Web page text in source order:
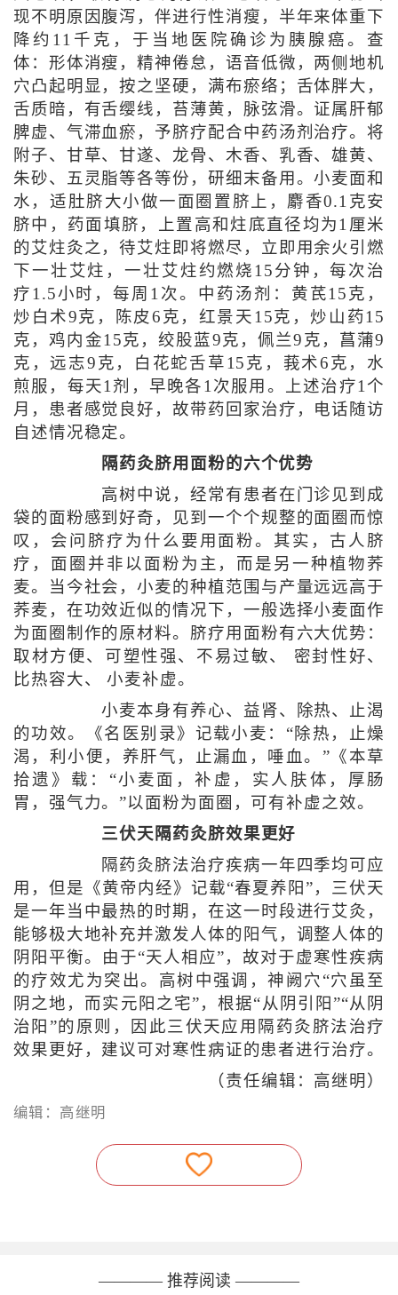
现不明原因腹泻，伴进行性消瘦，半年来体重下
降约11千克，于当地医院确诊为胰腺癌。查
体：形体消瘦，精神倦怠，语音低微，两侧地机
穴凸起明显，按之坚硬，满布瘀络；舌体胖大，
舌质暗，有舌缨线，苔薄黄，脉弦滑。证属肝郁
脾虚、气滞血瘀，予脐疗配合中药汤剂治疗。将
附子、甘草、甘遂、龙骨、木香、乳香、雄黄、
朱砂、五灵脂等各等份，研细末备用。小麦面和
水，适肚脐大小做一面圈置脐上，麝香0.1克安
脐中，药面填脐，上置高和炷底直径均为1厘米
的艾炷灸之，待艾炷即将燃尽，立即用余火引燃
下一壮艾炷，一壮艾炷约燃烧15分钟，每次治
疗1.5小时，每周1次。中药汤剂：黄芪15克，
炒白术9克，陈皮6克，红景天15克，炒山药15
克，鸡内金15克，绞股蓝9克，佩兰9克，菖蒲9
克，远志9克，白花蛇舌草15克，莪术6克，水
煎服，每天1剂，早晚各1次服用。上述治疗1个
月，患者感觉良好，故带药回家治疗，电话随访
自述情况稳定。
隔药灸脐用面粉的六个优势
高树中说，经常有患者在门诊见到成
袋的面粉感到好奇，见到一个个规整的面圈而惊
叹，会问脐疗为什么要用面粉。其实，古人脐
疗，面圈并非以面粉为主，而是另一种植物荞
麦。当今社会，小麦的种植范围与产量远远高于
荞麦，在功效近似的情况下，一般选择小麦面作
为面圈制作的原材料。脐疗用面粉有六大优势：
取材方便、可塑性强、不易过敏、 密封性好、
比热容大、 小麦补虚。
小麦本身有养心、益肾、除热、止渴
的功效。《名医别录》记载小麦：“除热，止燥
渴，利小便，养肝气，止漏血，唾血。”《本草
拾遗》载：“小麦面，补虚，实人肤体，厚肠
胃，强气力。”以面粉为面圈，可有补虚之效。
三伏天隔药灸脐效果更好
隔药灸脐法治疗疾病一年四季均可应
用，但是《黄帝内经》记载“春夏养阳”，三伏天
是一年当中最热的时期，在这一时段进行艾灸，
能够极大地补充并激发人体的阳气，调整人体的
阴阳平衡。由于“天人相应”，故对于虚寒性疾病
的疗效尤为突出。高树中强调，神阙穴“穴虽至
阴之地，而实元阳之宅”，根据“从阴引阳”“从阴
治阳”的原则，因此三伏天应用隔药灸脐法治疗
效果更好，建议可对寒性病证的患者进行治疗。
（责任编辑：高继明）
编辑：高继明
———— 推荐阅读 ————